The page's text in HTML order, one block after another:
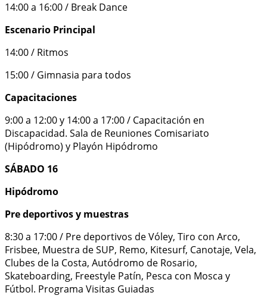
14:00 a 16:00 / Break Dance
Escenario Principal
14:00 / Ritmos
15:00 / Gimnasia para todos
Capacitaciones
9:00 a 12:00 y 14:00 a 17:00 / Capacitación en
Discapacidad. Sala de Reuniones Comisariato
(Hipódromo) y Playón Hipódromo
SÁBADO 16
Hipódromo
Pre deportivos y muestras
8:30 a 17:00 / Pre deportivos de Vóley, Tiro con Arco,
Frisbee, Muestra de SUP, Remo, Kitesurf, Canotaje, Vela,
Clubes de la Costa, Autódromo de Rosario,
Skateboarding, Freestyle Patín, Pesca con Mosca y
Fútbol. Programa Visitas Guiadas